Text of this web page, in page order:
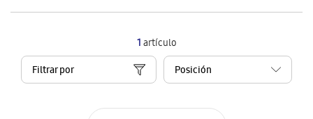
1artículo
Filtrar por